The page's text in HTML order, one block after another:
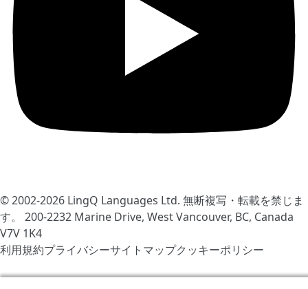
© 2002-2026 LingQ Languages Ltd. 無断複写・転載を禁じま
す。 200-2232 Marine Drive, West Vancouver, BC, Canada
V7V 1K4
利用規約プライバシーサイトマップクッキーポリシー